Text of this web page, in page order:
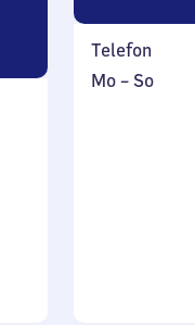
Telefon
Montag
Mo – So,